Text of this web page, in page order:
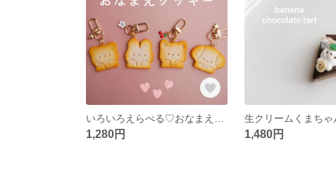
1,280円 1,480円